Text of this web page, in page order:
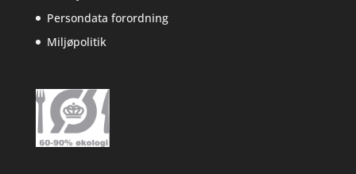
Persondata forordning
Miljøpolitik